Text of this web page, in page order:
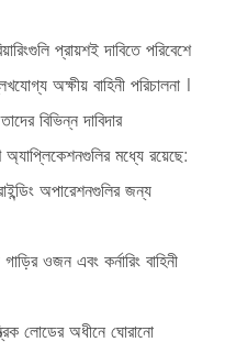
প্রায়শই দাবিতে পরিবেশে
অক্ষীয় বাহিনী পরিচালনা ।
বিভিন্ন দাবিদার
অ্যাপ্লিকেশনগুলির মধ্যে রয়েছে:
অপারেশনগুলির জন্য
ওজন এবং কর্নারিং বাহিনী
লোডের অধীনে ঘোরানো